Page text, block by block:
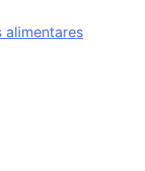
alimentares